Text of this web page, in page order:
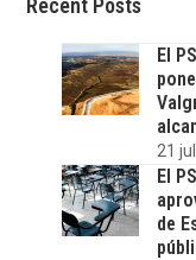
El
21
El
de